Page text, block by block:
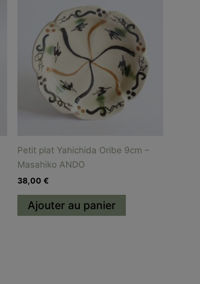
Petit plat Yahichida Oribe 9cm –
Masahiko ANDO
38,00 €
Ajouter au panier